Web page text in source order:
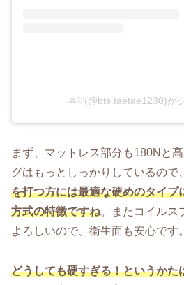
ꔛ♡(@bts.taetae1230)が
まず、マットレス部分も180Nと
グはもっとしっかりしているので、
を打つ方には最適な硬めのタイプ
方式の特徴ですね。またコイルス
よろしいので、衛生面も安心です。
どうしても硬すぎる！というかた